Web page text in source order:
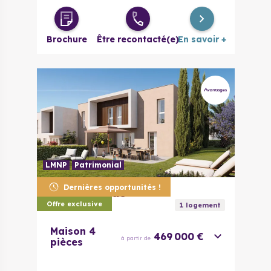
Brochure Être recontacté(e)En savoir +
Dernières opportunités !
Offre exclusive
LMNP Patrimonial
83600 Fréjus
Oasia 1logement
Maison 4
pièces
à partir de 469 000 €